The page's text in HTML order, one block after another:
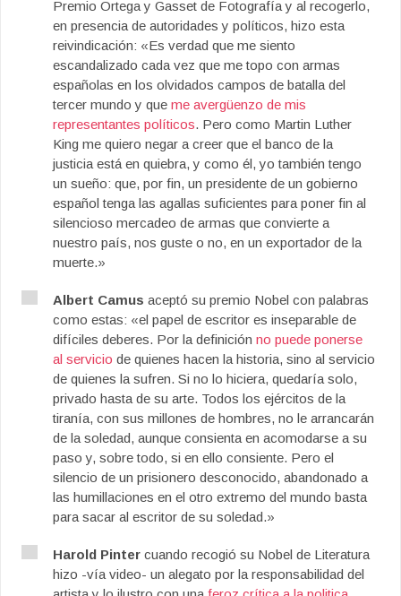
Premio Ortega y Gasset de Fotografía y al recogerlo,
en presencia de autoridades y políticos, hizo esta
reivindicación: «Es verdad que me siento
escandalizado cada vez que me topo con armas
españolas en los olvidados campos de batalla del
tercer mundo y que me avergüenzo de mis
representantes políticos. Pero como Martin Luther
King me quiero negar a creer que el banco de la
justicia está en quiebra, y como él, yo también tengo
un sueño: que, por fin, un presidente de un gobierno
español tenga las agallas suficientes para poner fin al
silencioso mercadeo de armas que convierte a
nuestro país, nos guste o no, en un exportador de la
muerte.»
Albert Camus aceptó su premio Nobel con palabras
como estas: «el papel de escritor es inseparable de
difíciles deberes. Por la definición no puede ponerse
al servicio de quienes hacen la historia, sino al servicio
de quienes la sufren. Si no lo hiciera, quedaría solo,
privado hasta de su arte. Todos los ejércitos de la
tiranía, con sus millones de hombres, no le arrancarán
de la soledad, aunque consienta en acomodarse a su
paso y, sobre todo, si en ello consiente. Pero el
silencio de un prisionero desconocido, abandonado a
las humillaciones en el otro extremo del mundo basta
para sacar al escritor de su soledad.»
Harold Pinter cuando recogió su Nobel de Literatura
hizo -vía video- un alegato por la responsabilidad del